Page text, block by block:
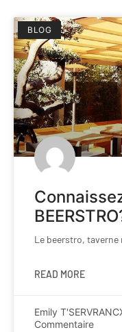
BLOG
Le beerstro,
READ MORE
Emily
Commentaire